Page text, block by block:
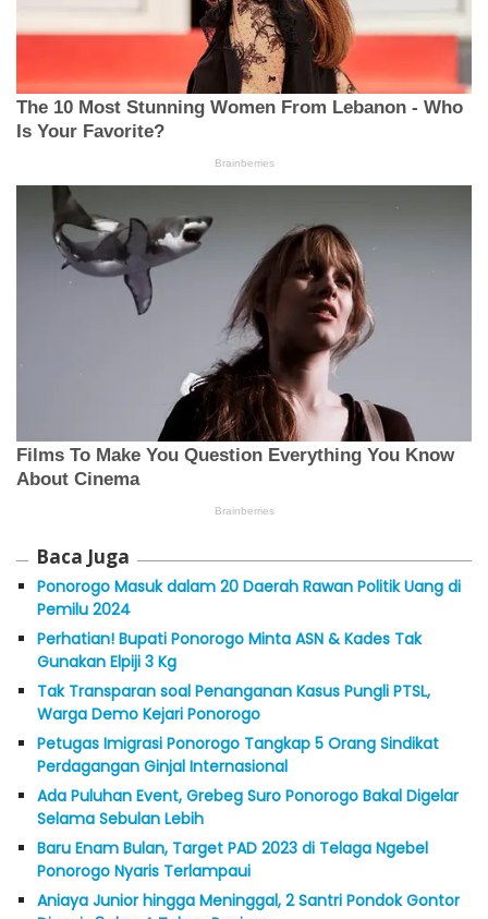
Baca Juga
Ponorogo Masuk dalam 20 Daerah Rawan Politik Uang di
Pemilu 2024
Perhatian! Bupati Ponorogo Minta ASN & Kades Tak
Gunakan Elpiji 3 Kg
Tak Transparan soal Penanganan Kasus Pungli PTSL,
Warga Demo Kejari Ponorogo
Petugas Imigrasi Ponorogo Tangkap 5 Orang Sindikat
Perdagangan Ginjal Internasional
Ada Puluhan Event, Grebeg Suro Ponorogo Bakal Digelar
Selama Sebulan Lebih
Baru Enam Bulan, Target PAD 2023 di Telaga Ngebel
Ponorogo Nyaris Terlampaui
Aniaya Junior hingga Meninggal, 2 Santri Pondok Gontor